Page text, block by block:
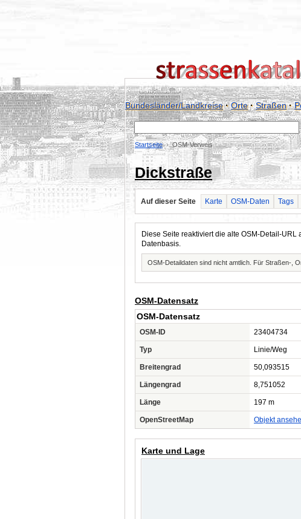
Bundesländer/Landkreise·Orte·Straßen·
Startseite OSM-Verweis
Dickstraße
Auf dieser Seite Karte OSM-Daten Tags
Diese Seite reaktiviert die alte OSM-Detail-
Datenbasis.
OSM-Detaildaten sind nicht amtlich. Für Straßen-,
OSM-Datensatz
OSM-Datensatz
OSM-ID 23404734
Typ Linie/Weg
Breitengrad 50,093515
Längengrad 8,751052
Länge 197 m
OpenStreetMap Objekt
Karte und Lage